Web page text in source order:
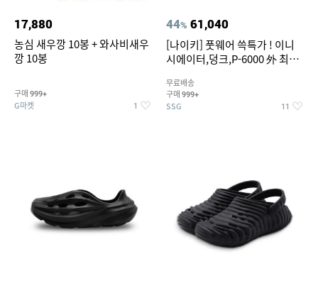
17,880
농심 새우깡 10봉 + 와사비새우
깡 10봉
구매 999+
G마켓 1
44% 61,040
[나이키] 풋웨어 쓱특가 ! 이니
시에이터,덩크,P-6000 外 최대
무료배송
구매 999+
SSG 11